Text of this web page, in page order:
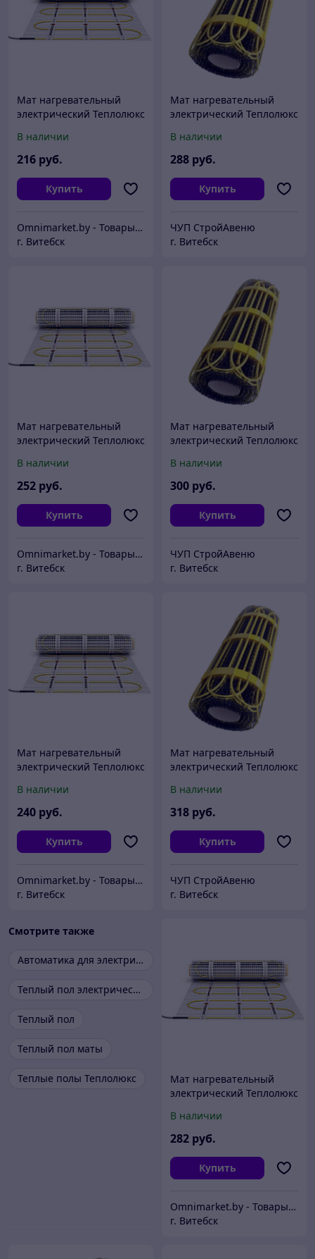
Мат нагревательный
электрический Теплолюкс
Россия
В наличии
216 руб.
Купить
Omnimarket.by - Товары для дома и стройки с доставкой по Беларуси
г. Витебск
Мат нагревательный
электрический Теплолюкс
Россия
В наличии
288 руб.
Купить
ЧУП СтройАвеню
г. Витебск
Мат нагревательный
электрический Теплолюкс
Россия
В наличии
252 руб.
Купить
Omnimarket.by - Товары для дома и стройки с доставкой по Беларуси
г. Витебск
Мат нагревательный
электрический Теплолюкс
Россия
В наличии
300 руб.
Купить
ЧУП СтройАвеню
г. Витебск
Мат нагревательный
электрический Теплолюкс
Россия
В наличии
240 руб.
Купить
Omnimarket.by - Товары для дома и стройки с доставкой по Беларуси
г. Витебск
Мат нагревательный
электрический Теплолюкс
Россия
В наличии
318 руб.
Купить
ЧУП СтройАвеню
г. Витебск
Смотрите также
Автоматика для электрического теплого пола
Теплый пол электрический
Теплый пол
Теплый пол маты
Теплые полы Теплолюкс
Мат нагревательный
электрический Теплолюкс
Россия
В наличии
282 руб.
Купить
Omnimarket.by - Товары для дома и стройки с доставкой по Беларуси
г. Витебск